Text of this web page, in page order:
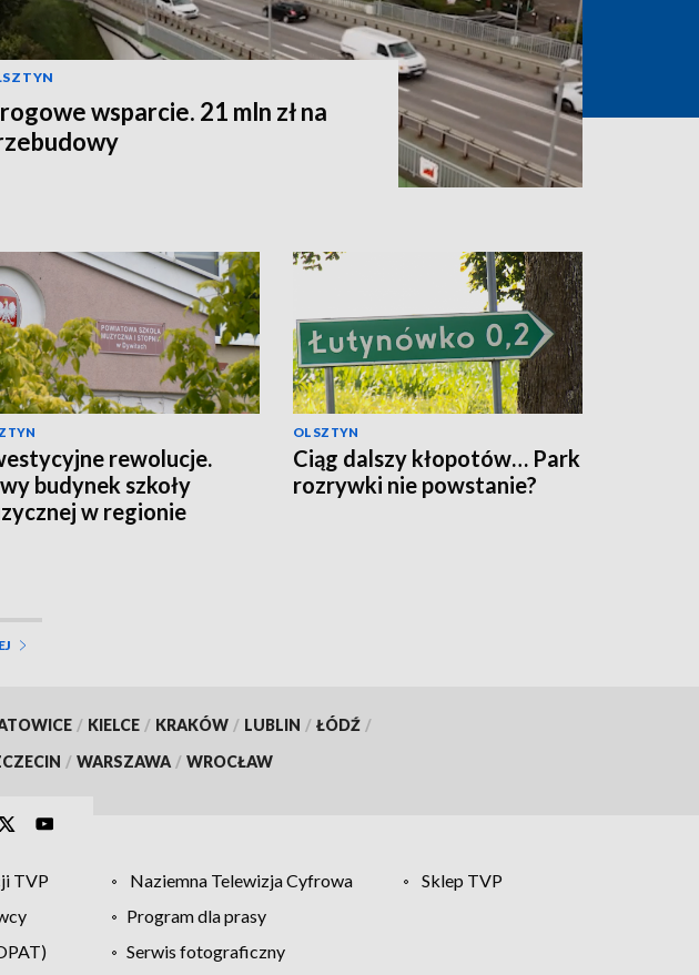
wsparcie. 21 mln zł na
rewolucje.
budynek szkoły
w regionie
OLSZTYN
Ciąg dalszy kłopotów… Park
rozrywki nie powstanie?
/ KIELCE / KRAKÓW / LUBLIN / ŁÓDŹ /
/ WARSZAWA / WROCŁAW
TVP Naziemna Telewizja Cyfrowa
Sklep TVP
Program dla prasy
Serwis fotograficzny